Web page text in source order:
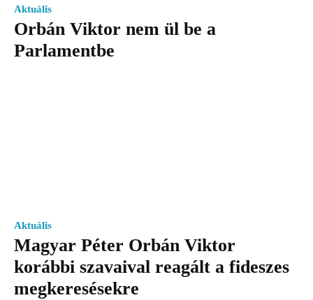
Aktuális
Orbán Viktor nem ül be a
Parlamentbe
Aktuális
Magyar Péter Orbán Viktor
korábbi szavaival reagált a fideszes
megkeresésekre